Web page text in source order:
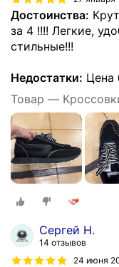
Достоинства:
за 4 !!!! Легкие,
стильные!!!
Недостатки: Цена
Товар —
Сергей Н.
14 отзывов
24 июня